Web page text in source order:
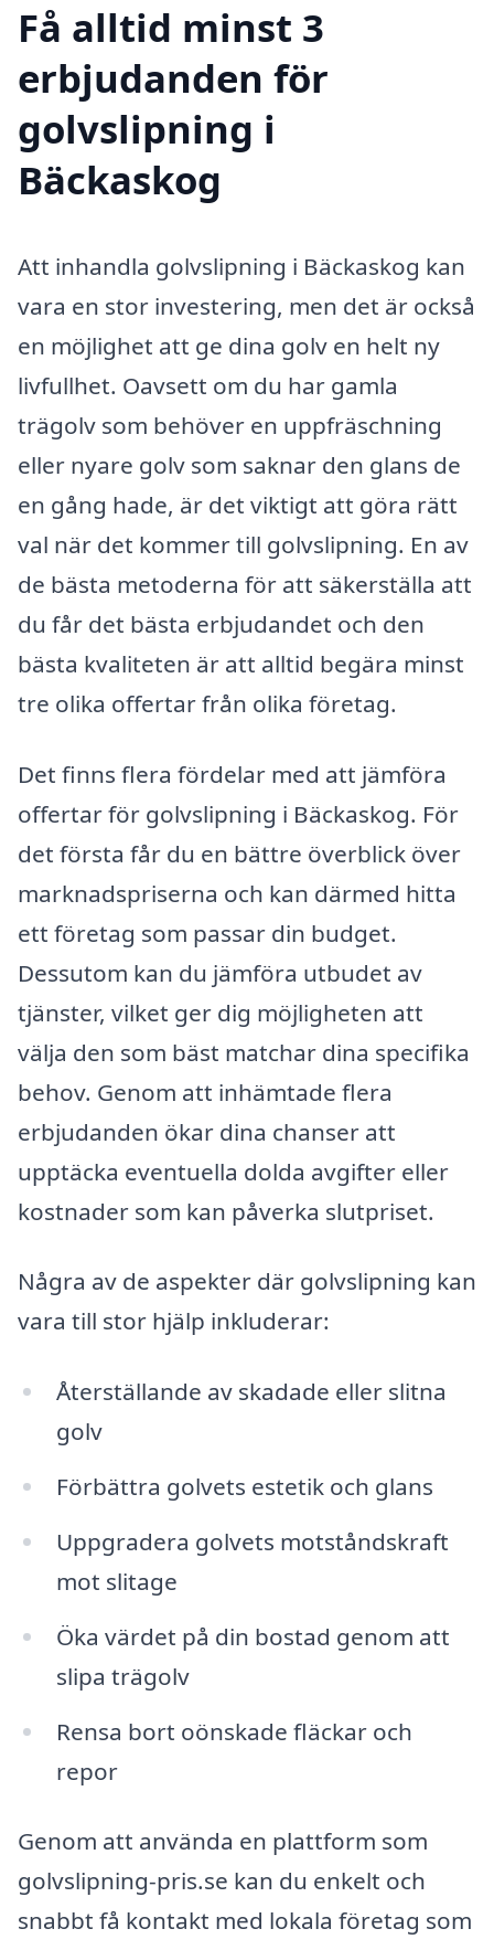
Få alltid minst 3
erbjudanden för
golvslipning i
Bäckaskog
Att inhandla golvslipning i Bäckaskog kan
vara en stor investering, men det är också
en möjlighet att ge dina golv en helt ny
livfullhet. Oavsett om du har gamla
trägolv som behöver en uppfräschning
eller nyare golv som saknar den glans de
en gång hade, är det viktigt att göra rätt
val när det kommer till golvslipning. En av
de bästa metoderna för att säkerställa att
du får det bästa erbjudandet och den
bästa kvaliteten är att alltid begära minst
tre olika offertar från olika företag.
Det finns flera fördelar med att jämföra
offertar för golvslipning i Bäckaskog. För
det första får du en bättre överblick över
marknadspriserna och kan därmed hitta
ett företag som passar din budget.
Dessutom kan du jämföra utbudet av
tjänster, vilket ger dig möjligheten att
välja den som bäst matchar dina specifika
behov. Genom att inhämtade flera
erbjudanden ökar dina chanser att
upptäcka eventuella dolda avgifter eller
kostnader som kan påverka slutpriset.
Några av de aspekter där golvslipning kan
vara till stor hjälp inkluderar:
Återställande av skadade eller slitna
golv
Förbättra golvets estetik och glans
Uppgradera golvets motståndskraft
mot slitage
Öka värdet på din bostad genom att
slipa trägolv
Rensa bort oönskade fläckar och
repor
Genom att använda en plattform som
golvslipning-pris.se kan du enkelt och
snabbt få kontakt med lokala företag som